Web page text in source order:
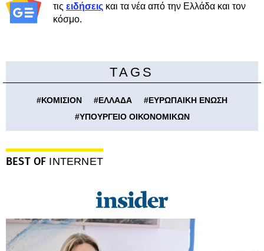
τις ειδήσεις και τα νέα από την Ελλάδα και τον
κόσμο.
TAGS
#ΚΟΜΙΣΙΟΝ #ΕΛΛΑΔΑ #ΕΥΡΩΠΑΙΚΗ ΕΝΩΣΗ
#ΥΠΟΥΡΓΕΙΟ ΟΙΚΟΝΟΜΙΚΩΝ
BEST OF INTERNET